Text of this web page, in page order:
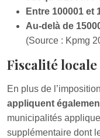
Entre 100001 et
Au-delà de
(Source : Kpmg
Fiscalité locale
En plus de
appliquent
municipalités
supplémentaire dont